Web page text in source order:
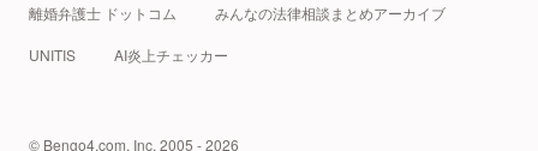
離婚弁護士 ドットコム みんなの法律相談まとめアーカイブ
UNITIS AI炎上チェッカー
© Bengo4.com, Inc. 2005 - 2026